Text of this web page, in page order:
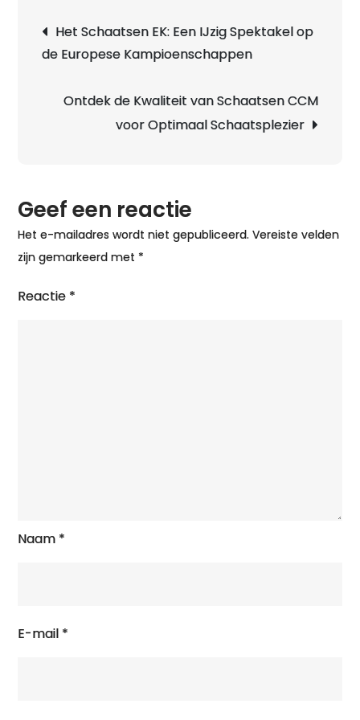
Het Schaatsen EK: Een IJzig Spektakel op
de Europese Kampioenschappen
Ontdek de Kwaliteit van Schaatsen CCM
voor Optimaal Schaatsplezier
Geef een reactie
Het e-mailadres wordt niet gepubliceerd. Vereiste velden
zijn gemarkeerd met *
Reactie *
Naam *
E-mail *